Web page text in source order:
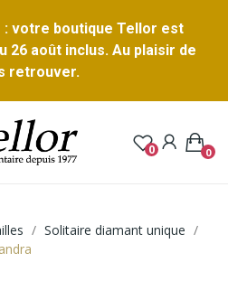
votre boutique Tellor est
26 août inclus. Au plaisir de
retrouver.
0 0
Solitaire diamant unique